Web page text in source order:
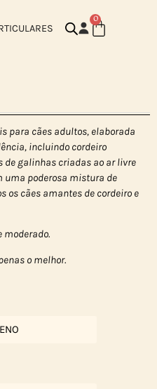
0
para cães adultos, elaborada
incluindo cordeiro
de galinhas criadas ao ar livre
uma poderosa mistura de
os cães amantes de cordeiro e
moderado.
o melhor.